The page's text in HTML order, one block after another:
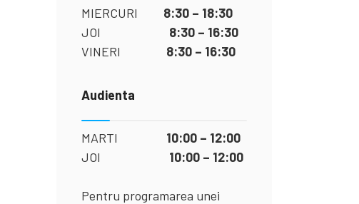
MIERCURI 8:30 – 18:30
JOI 8:30 – 16:30
VINERI 8:30 – 16:30
Audienta
MARTI 10:00 – 12:00
JOI 10:00 – 12:00
Pentru programarea unei